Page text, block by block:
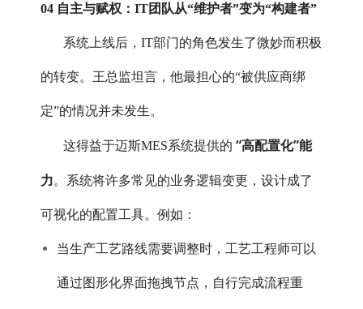
04 自主与赋权：IT团队从“维护者”变为“构建者”
系统上线后，IT部门的角色发生了微妙而积极
的转变。王总监坦言，他最担心的“被供应商绑
定”的情况并未发生。
这得益于迈斯MES系统提供的 “高配置化”能
力。系统将许多常见的业务逻辑变更，设计成了
可视化的配置工具。例如：
当生产工艺路线需要调整时，工艺工程师可以
通过图形化界面拖拽节点，自行完成流程重